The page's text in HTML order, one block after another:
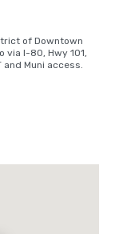
of Downtown
via I-80, Hwy 101,
and Muni access.